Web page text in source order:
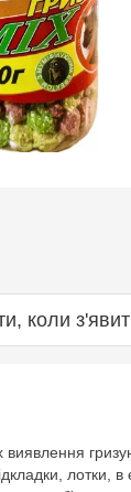
коли
лотки, в